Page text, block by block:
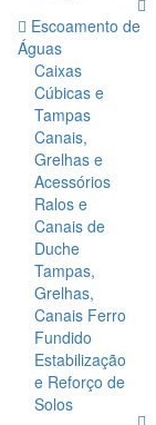
Escoamento de
Águas
Caixas
Cúbicas e
Tampas
Canais,
Grelhas e
Acessórios
Ralos e
Canais de
Duche
Tampas,
Grelhas,
Canais Ferro
Fundido
Estabilização
e Reforço de
Solos